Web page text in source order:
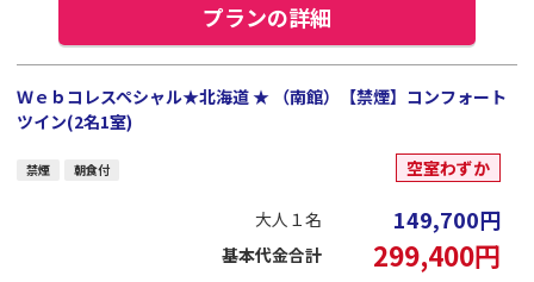
プランの詳細
Ｗｅｂコレスペシャル★北海道 ★ （南館）【禁煙】コンフォート
ツイン(2名1室)
禁煙 朝食付 空室わずか
大人１名 149,700円
基本代金合計 299,400円